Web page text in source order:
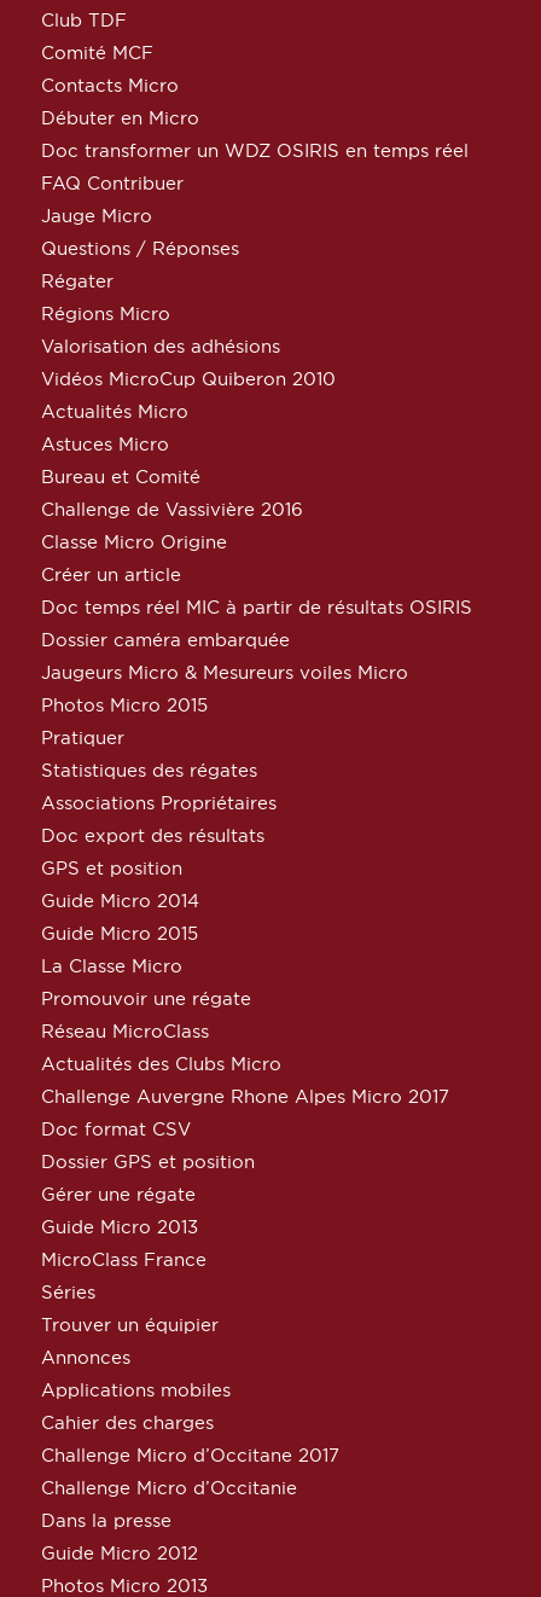
Club TDF
Comité MCF
Contacts Micro
Débuter en Micro
Doc transformer un WDZ OSIRIS en temps réel
FAQ Contribuer
Jauge Micro
Questions / Réponses
Régater
Régions Micro
Valorisation des adhésions
Vidéos MicroCup Quiberon 2010
Actualités Micro
Astuces Micro
Bureau et Comité
Challenge de Vassivière 2016
Classe Micro Origine
Créer un article
Doc temps réel MIC à partir de résultats OSIRIS
Dossier caméra embarquée
Jaugeurs Micro & Mesureurs voiles Micro
Photos Micro 2015
Pratiquer
Statistiques des régates
Associations Propriétaires
Doc export des résultats
GPS et position
Guide Micro 2014
Guide Micro 2015
La Classe Micro
Promouvoir une régate
Réseau MicroClass
Actualités des Clubs Micro
Challenge Auvergne Rhone Alpes Micro 2017
Doc format CSV
Dossier GPS et position
Gérer une régate
Guide Micro 2013
MicroClass France
Séries
Trouver un équipier
Annonces
Applications mobiles
Cahier des charges
Challenge Micro d’Occitane 2017
Challenge Micro d’Occitanie
Dans la presse
Guide Micro 2012
Photos Micro 2013